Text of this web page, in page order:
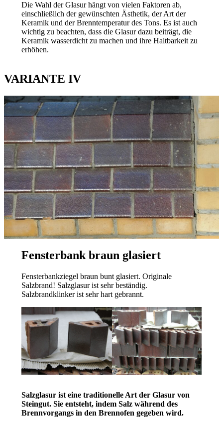
Die Wahl der Glasur hängt von vielen Faktoren ab,
einschließlich der gewünschten Ästhetik, der Art der
Keramik und der Brenntemperatur des Tons. Es ist auch
wichtig zu beachten, dass die Glasur dazu beiträgt, die
Keramik wasserdicht zu machen und ihre Haltbarkeit zu
erhöhen.
VARIANTE IV
Fensterbank braun glasiert
Fensterbankziegel braun bunt glasiert. Originale
Salzbrand! Salzglasur ist sehr beständig.
Salzbrandklinker ist sehr hart gebrannt.
Salzglasur ist eine traditionelle Art der Glasur von
Steingut. Sie entsteht, indem Salz während des
Brennvorgangs in den Brennofen gegeben wird.